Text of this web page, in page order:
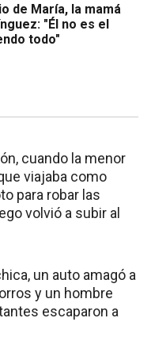
de María, la mamá
"Él no es el
todo"
cuando la menor
viajaba como
para robar las
volvió a subir al
un auto amagó a
y un hombre
escaparon a